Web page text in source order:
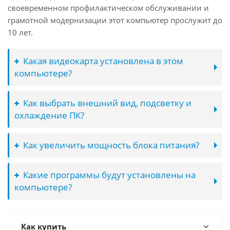
своевременном профилактическом обслуживании и
грамотной модернизации этот компьютер прослужит до
10 лет.
Какая видеокарта установлена в этом
компьютере?
Как выбрать внешний вид, подсветку и
охлаждение ПК?
Как увеличить мощность блока питания?
Какие программы будут установлены на
компьютере?
Как купить